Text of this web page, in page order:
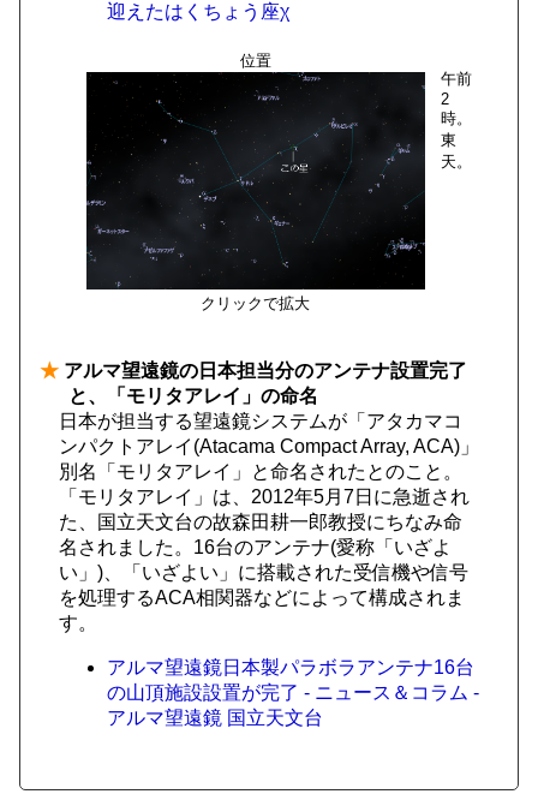
迎えたはくちょう座χ
位置
クリックで拡大
午前
2
時。
東
天。
★ アルマ望遠鏡の日本担当分のアンテナ設置完了
と、「モリタアレイ」の命名
日本が担当する望遠鏡システムが「アタカマコ
ンパクトアレイ(Atacama Compact Array, ACA)」
別名「モリタアレイ」と命名されたとのこと。
「モリタアレイ」は、2012年5月7日に急逝され
た、国立天文台の故森田耕一郎教授にちなみ命
名されました。16台のアンテナ(愛称「いざよ
い」)、「いざよい」に搭載された受信機や信号
を処理するACA相関器などによって構成されま
す。
アルマ望遠鏡日本製パラボラアンテナ16台
の山頂施設設置が完了 - ニュース＆コラム -
アルマ望遠鏡 国立天文台